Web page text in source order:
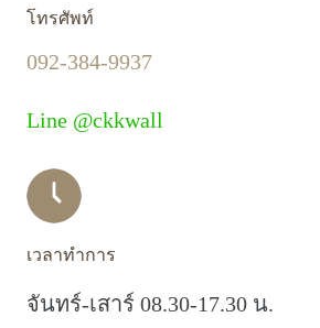
โทรศัพท์
092-384-9937
Line @ckkwall
เวลาทำการ
จันทร์-เสาร์ 08.30-17.30 น.